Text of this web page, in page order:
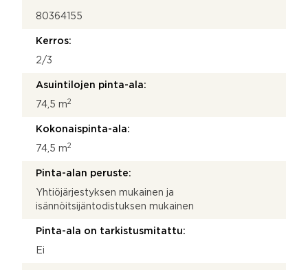
80364155
Kerros:
2/3
Asuintilojen pinta-ala:
74,5 m2
Kokonaispinta-ala:
74,5 m2
Pinta-alan peruste:
Yhtiöjärjestyksen mukainen ja
isännöitsijäntodistuksen mukainen
Pinta-ala on tarkistusmitattu:
Ei